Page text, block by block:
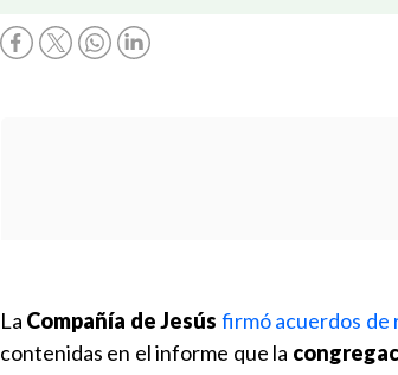
La Compañía de Jesús firmó acuerdos de
contenidas en el informe que la